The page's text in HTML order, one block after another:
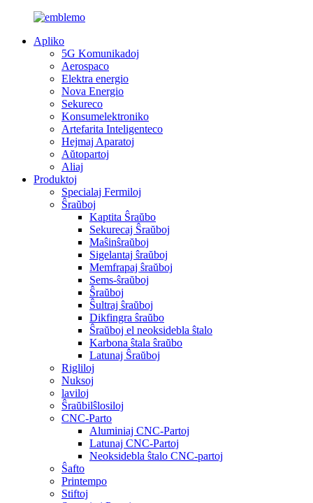
Apliko
5G Komunikadoj
Aerospaco
Elektra energio
Nova Energio
Sekureco
Konsumelektroniko
Artefarita Inteligenteco
Hejmaj Aparatoj
Aŭtopartoj
Aliaj
Produktoj
Specialaj Fermiloj
Ŝraŭboj
Kaptita Ŝraŭbo
Sekurecaj Ŝraŭboj
Maŝinŝraŭboj
Sigelantaj ŝraŭboj
Memfrapaj ŝraŭboj
Sems-ŝraŭboj
Ŝraŭboj
Ŝultraj ŝraŭboj
Dikfingra ŝraŭbo
Ŝraŭboj el neoksidebla ŝtalo
Karbona ŝtala ŝraŭbo
Latunaj Ŝraŭboj
Rigliloj
Nuksoj
laviloj
Ŝraŭbilŝlosiloj
CNC-Parto
Aluminiaj CNC-Partoj
Latunaj CNC-Partoj
Neoksidebla ŝtalo CNC-partoj
Ŝafto
Printempo
Stiftoj